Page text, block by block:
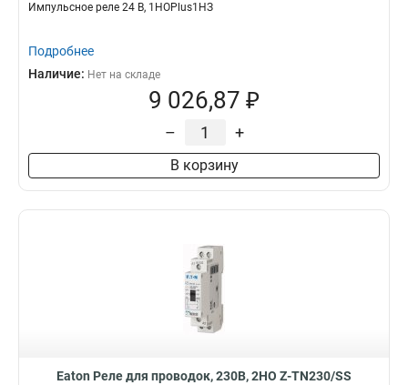
Импульсное реле 24 В, 1НОPlus1НЗ
Подробнее
Наличие: Нет на складе
9 026,87 ₽
– +
В корзину
Eaton Реле для проводок, 230В, 2НО Z-TN230/SS